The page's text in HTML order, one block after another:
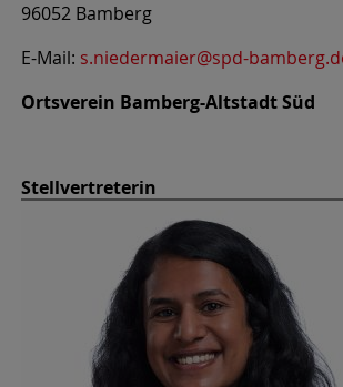
96052 Bamberg
E-Mail: s.niedermaier@spd-
Ortsverein Bamberg-Altstadt Süd
Stellvertreterin